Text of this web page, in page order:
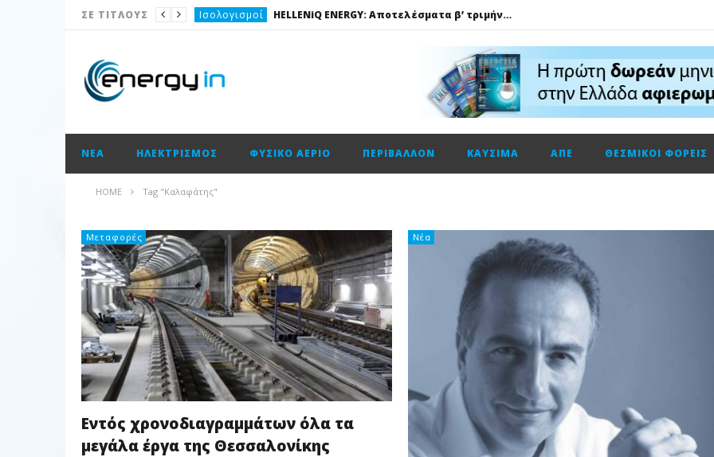
ΣΕ ΤΙΤΛΟΥΣ Ισολογισμοί HELLENiQ ENERGY: Αποτελέσματα β’ τριμήνου – α’ εξαμήνου 2026
Νέα Ο Όμιλος AKTOR εξαγοράζει το 75% των εταιρειών ΗΛΕΚΤΩΡ και THALIS στο πλαίσιο στρατηγικής συνεργασίας με τον Όμιλο ΜΟΤΟΡ ΟΪΛ
Φυσικό αέριο: Σε ιστορικά χαμηλά τα αποθέματα της Ευρώπης
Ισολογισμοί Όμιλος ΔΕΗ: Οικονομικά αποτελέσματα α΄ εξαμήνου 2026
Ενεργειακές επισημάνσεις
ΝΈΑ ΗΛΕΚΤΡΙΣΜΌΣ ΦΥΣΙΚΌ ΑΈΡΙΟ ΠΕΡΙΒΆΛΛΟΝ ΚΑΎΣΙΜΑ ΑΠΕ ΘΕΣΜΙΚΟΊ ΦΟΡΕΊΣ
HOME Tag "Καλαφάτης"
Μεταφορές
Εντός χρονοδιαγραμμάτων όλα τα
μεγάλα έργα της Θεσσαλονίκης
Νέα